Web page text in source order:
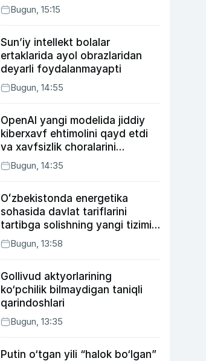
oshirishni nazarda tutuvchi
qonunni ma’qulladi
Bugun, 15:15
Sun’iy intellekt bolalar
ertaklarida ayol obrazlaridan
deyarli foydalanmayapti
Bugun, 14:55
OpenAI yangi modelida jiddiy
kiberxavf ehtimolini qayd etdi
va xavfsizlik choralarini
kuchaytirdi
Bugun, 14:35
Oʻzbekistonda energetika
sohasida davlat tariflarini
tartibga solishning yangi tizimi
joriy etildi
Bugun, 13:58
Gollivud aktyorlarining
ko‘pchilik bilmaydigan taniqli
qarindoshlari
Bugun, 13:35
Putin o‘tgan yili “halok bo‘lgan”